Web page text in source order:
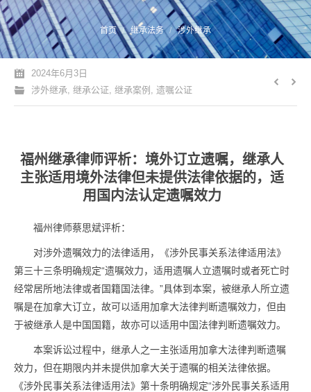
您的位置： 首页 继承法务 涉外继承
2024年6月3日
涉外继承, 继承公证, 继承案例 , 遗嘱公证
福州继承律师评析：境外订立遗嘱，继承人
主张适用境外法律但未提供法律依据的，适
用国内法认定遗嘱效力
福州律师蔡思斌评析：
对涉外遗嘱效力的法律适用，《涉外民事关系法律适用法》
第三十三条明确规定“遗嘱效力，适用遗嘱人立遗嘱时或者死亡时
经常居所地法律或者国籍国法律。”具体到本案，被继承人所立遗
嘱是在加拿大订立，故可以适用加拿大法律判断遗嘱效力，但由
于被继承人是中国国籍，故亦可以适用中国法律判断遗嘱效力。
本案诉讼过程中，继承人之一主张适用加拿大法律判断遗嘱
效力，但在期限内并未提供加拿大关于遗嘱的相关法律依据。
《涉外民事关系法律适用法》第十条明确规定“涉外民事关系适用